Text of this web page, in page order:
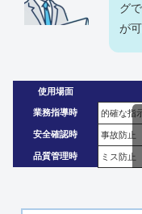
グ
が
使用場面
業務指導時 的確な指
安全確認時 事故防止
品質管理時 ミス防止